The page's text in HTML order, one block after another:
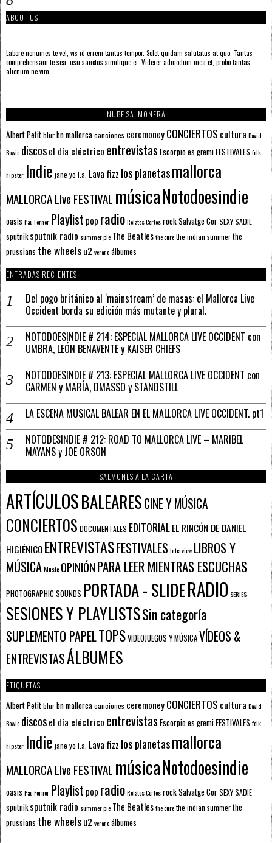
ABOUT US
Labore nonumes te vel, vis id errem tantas tempor. Solet quidam salutatus at quo. Tantas
comprehensam te sea, usu sanctus similique ei. Viderer admodum mea et, probo tantas
alienum ne vim.
NUBE SALMONERA
Albert Petitblurbn mallorcacanciones ceremoneyCONCIERTOS cultura David
Bowie discosel día eléctrico entrevistas Escorpioes gremiFESTIVALES folk
hipster Indie jane yo l.a. Lava fizz los planetasmallorca
MALLORCA LIve FESTIVAL músicaNotodoesindie
oasis Pau Forner Playlist pop radioRelatos CortosrockSalvatge CorSEXY SADIE
sputnik sputnik radio summer pie The Beatlesthe curethe indian summerthe
prussians the wheelsu2 veranoálbumes
ENTRADAS RECIENTES
Del pogo británico al ‘mainstream’ de masas: el Mallorca Live
Occident borda su edición más mutante y plural.
NOTODOESINDIE # 214: ESPECIAL MALLORCA LIVE OCCIDENT con
UMBRA, LEÓN BENAVENTE y KAISER CHIEFS
NOTODOESINDIE # 213: ESPECIAL MALLORCA LIVE OCCIDENT con
CARMEN y MARÍA, DMASSO y STANDSTILL
LA ESCENA MUSICAL BALEAR EN EL MALLORCA LIVE OCCIDENT. pt1
NOTODESINDIE # 212: ROAD TO MALLORCA LIVE – MARIBEL
MAYANS y JOE ORSON
SALMONES A LA CARTA
ARTÍCULOSBALEARESCINE Y MÚSICA
CONCIERTOS DOCUMENTALES EDITORIALEL RINCÓN DE DANIEL
HIGIÉNICOENTREVISTASFESTIVALESInterview LIBROS Y
MÚSICAMusic OPINIÓNPARA LEER MIENTRAS ESCUCHAS
PHOTOGRAPHIC SOUNDS PORTADA - SLIDERADIO SERIES
SESIONES Y PLAYLISTSSin categoría
SUPLEMENTO PAPELTOPSVIDEOJUEGOS Y MÚSICAVÍDEOS &
ENTREVISTASÁLBUMES
ETIQUETAS
Albert Petitblurbn mallorcacanciones ceremoneyCONCIERTOS cultura David
Bowie discosel día eléctrico entrevistas Escorpioes gremiFESTIVALES folk
hipster Indie jane yo l.a. Lava fizz los planetasmallorca
MALLORCA LIve FESTIVAL músicaNotodoesindie
oasis Pau Forner Playlist pop radioRelatos CortosrockSalvatge CorSEXY SADIE
sputnik sputnik radio summer pie The Beatlesthe curethe indian summerthe
prussians the wheelsu2 veranoálbumes